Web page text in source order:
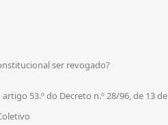
ser revogado?
53.º do Decreto n.º 28/96, de 13 de